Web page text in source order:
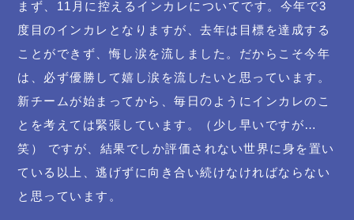
まず、11月に控えるインカレについてです。今年で3
度目のインカレとなりますが、去年は目標を達成する
ことができず、悔し涙を流しました。だからこそ今年
は、必ず優勝して嬉し涙を流したいと思っています。
新チームが始まってから、毎日のようにインカレのこ
とを考えては緊張しています。（少し早いですが…
笑） ですが、結果でしか評価されない世界に身を置い
ている以上、逃げずに向き合い続けなければならない
と思っています。